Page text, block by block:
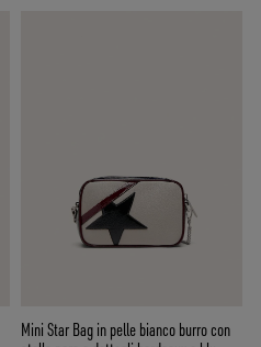
Mini Star Bag in pelle bianco burro con